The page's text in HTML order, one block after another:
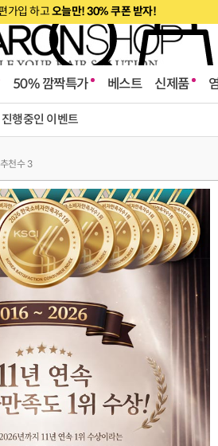
가입 하고오늘만! 30% 쿠폰 받자!
50% 깜짝특가 베스트 신제품
진행중인 이벤트
추천수 3